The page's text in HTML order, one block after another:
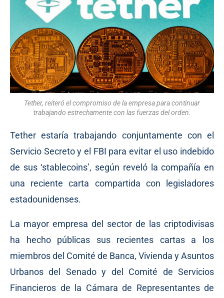
Tether, reiteró el compromiso de la empresa para continuar
trabajando estrechamente con las fuerzas del orden.
Tether estaría trabajando conjuntamente con el
Servicio Secreto y el FBI para evitar el uso indebido
de sus ‘stablecoins’, según revelóla compañía en
una reciente carta compartida con legisladores
estadounidenses.
La mayor empresa del sector de las criptodivisas
ha hecho públicas sus recientes cartas a los
miembros del Comité de Banca, Vivienda y Asuntos
Urbanos del Senado y del Comité de Servicios
Financieros de la Cámara de Representantes de